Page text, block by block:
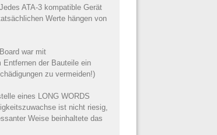
ATA-3 kompatible Gerät
Werte hängen von
war mit
Entfernen der Bauteile ein
zu vermeiden!)
eines LONG WORDS
ist nicht riesig,
Weise beinhaltete das